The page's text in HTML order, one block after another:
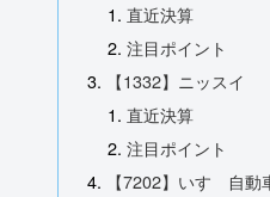
直近決算
注目ポイント
【1332】ニッスイ
直近決算
注目ポイント
【7202】いすゞ自動